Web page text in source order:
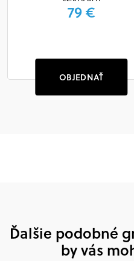
79 €
OBJEDNAŤ
Ďalšie podobné
by vás